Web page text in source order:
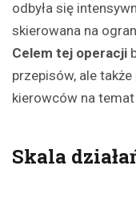
odbyła się
skierowana na
Celem tej operacji
przepisów, ale
kierowców na
Skala